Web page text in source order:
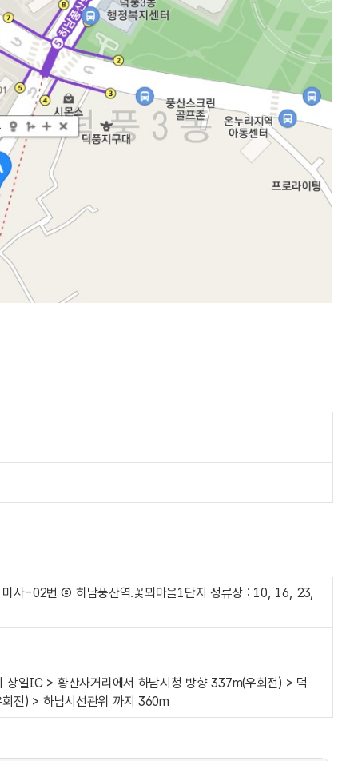
-02번 ② 하남풍산역.꽃뫼마을1단지 정류장 : 10, 16, 23,
상일IC > 황산사거리에서 하남시청 방향 337m(우회전) > 덕
전) > 하남시선관위 까지 360m